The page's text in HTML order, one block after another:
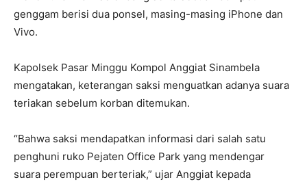
genggam berisi dua ponsel, masing-masing iPhone dan
Vivo.
Kapolsek Pasar Minggu Kompol Anggiat Sinambela
mengatakan, keterangan saksi menguatkan adanya suara
teriakan sebelum korban ditemukan.
“Bahwa saksi mendapatkan informasi dari salah satu
penghuni ruko Pejaten Office Park yang mendengar
suara perempuan berteriak,” ujar Anggiat kepada